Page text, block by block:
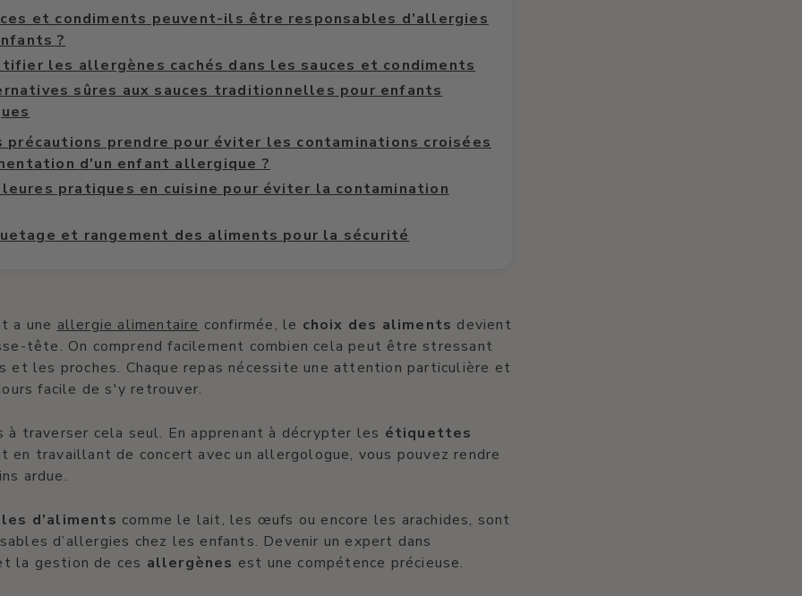
et condiments peuvent-ils être responsables d’allergies
?
les allergènes cachés dans les sauces et condiments
sûres aux sauces traditionnelles pour enfants
précautions prendre pour éviter les contaminations croisées
d'un enfant allergique ?
pratiques en cuisine pour éviter la contamination
et rangement des aliments pour la sécurité
a une allergie alimentaire confirmée, le choix des aliments devient
tête. On comprend facilement combien cela peut être stressant
et les proches. Chaque repas nécessite une attention particulière et
facile de s'y retrouver.
à traverser cela seul. En apprenant à décrypter les étiquettes
en travaillant de concert avec un allergologue, vous pouvez rendre
ardue.
d'aliments comme le lait, les œufs ou encore les arachides, sont
d’allergies chez les enfants. Devenir un expert dans
la gestion de ces allergènes est une compétence précieuse.